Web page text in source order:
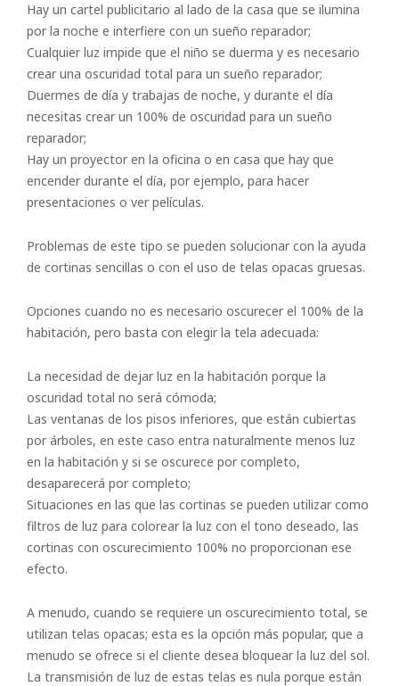
Hay un cartel publicitario al lado de la casa que se ilumina
por la noche e interfiere con un sueño reparador;
Cualquier luz impide que el niño se duerma y es necesario
crear una oscuridad total para un sueño reparador;
Duermes de día y trabajas de noche, y durante el día
necesitas crear un 100% de oscuridad para un sueño
reparador;
Hay un proyector en la oficina o en casa que hay que
encender durante el día, por ejemplo, para hacer
presentaciones o ver películas.
Problemas de este tipo se pueden solucionar con la ayuda
de cortinas sencillas o con el uso de telas opacas gruesas.
Opciones cuando no es necesario oscurecer el 100% de la
habitación, pero basta con elegir la tela adecuada:
La necesidad de dejar luz en la habitación porque la
oscuridad total no será cómoda;
Las ventanas de los pisos inferiores, que están cubiertas
por árboles, en este caso entra naturalmente menos luz
en la habitación y si se oscurece por completo,
desaparecerá por completo;
Situaciones en las que las cortinas se pueden utilizar como
filtros de luz para colorear la luz con el tono deseado, las
cortinas con oscurecimiento 100% no proporcionan ese
efecto.
A menudo, cuando se requiere un oscurecimiento total, se
utilizan telas opacas; esta es la opción más popular, que a
menudo se ofrece si el cliente desea bloquear la luz del sol.
La transmisión de luz de estas telas es nula porque están